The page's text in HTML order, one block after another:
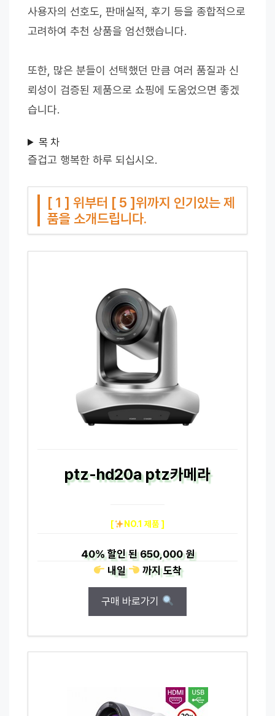
사용자의 선호도, 판매실적, 후기 등을 종합적으로
고려하여 추천 상품을 엄선했습니다.
또한, 많은 분들이 선택했던 만큼 여러 품질과 신
뢰성이 검증된 제품으로 쇼핑에 도움었으면 좋겠
습니다.
목 차
즐겁고 행복한 하루 되십시오.
[ 1 ] 위부터 [ 5 ]위까지 인기있는 제
품을 소개드립니다.
ptz-hd20a ptz카메라
[ NO.1 제품 ]
40%할인 된650,000 원
내일
까지도착
구매 바로가기